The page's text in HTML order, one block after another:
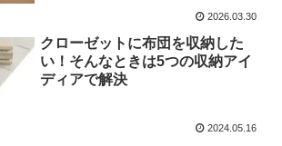
2026.03.30
クローゼットに布団を収納した
い！そんなときは5つの収納アイ
ディアで解決
2024.05.16